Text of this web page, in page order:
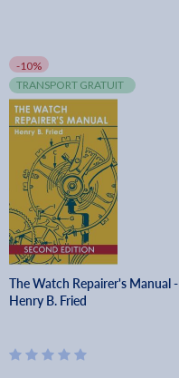
-10%
TRANSPORT GRATUIT
The Watch Repairer's Manual -
Henry B. Fried